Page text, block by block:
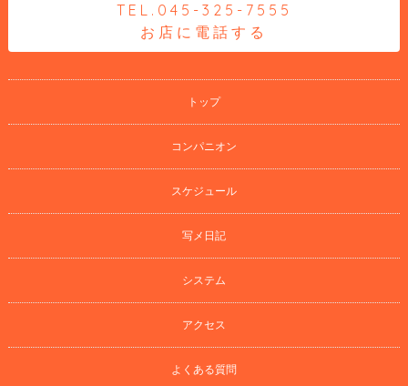
TEL.045-325-7555
お店に電話する
トップ
コンパニオン
スケジュール
写メ日記
システム
アクセス
よくある質問